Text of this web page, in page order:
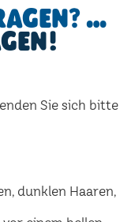
…
Sie sich bitte